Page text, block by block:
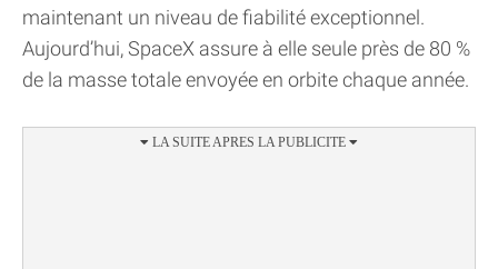
maintenant un niveau de fiabilité exceptionnel.
Aujourd’hui, SpaceX assure à elle seule près de 80 %
de la masse totale envoyée en orbite chaque année.